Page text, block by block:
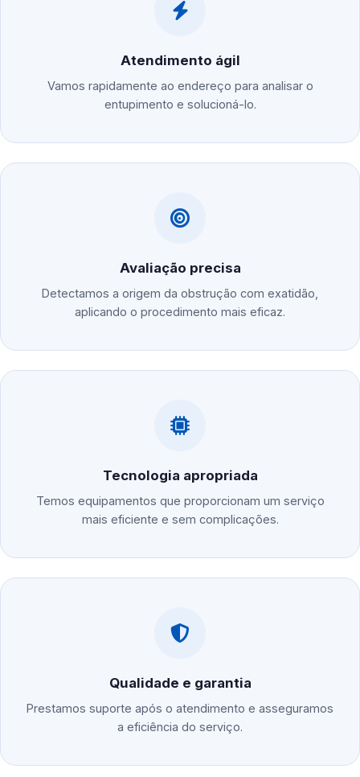
Atendimento ágil
Vamos rapidamente ao endereço para analisar o
entupimento e solucioná-lo.
Avaliação precisa
Detectamos a origem da obstrução com exatidão,
aplicando o procedimento mais eficaz.
Tecnologia apropriada
Temos equipamentos que proporcionam um serviço
mais eficiente e sem complicações.
Qualidade e garantia
Prestamos suporte após o atendimento e asseguramos
a eficiência do serviço.